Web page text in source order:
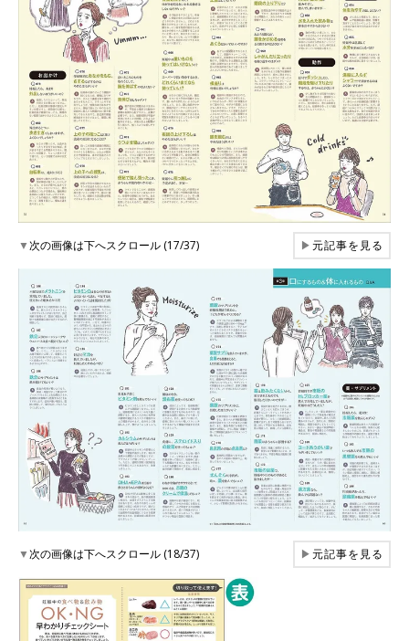
▼次の画像は下へスクロール (17/37) ▶元記事を見る
▼次の画像は下へスクロール (18/37) ▶元記事を見る